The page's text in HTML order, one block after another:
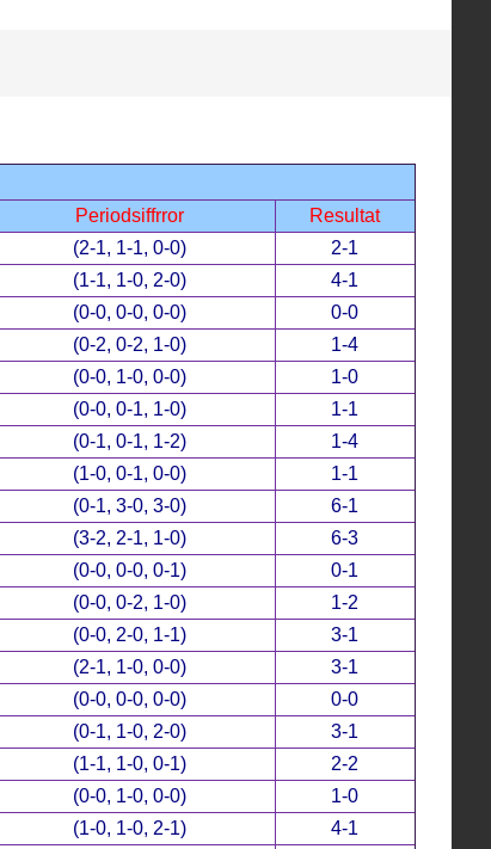
Periodsiffrror
Resultat
(2-1, 1-1, 0-0)
2-1
(1-1, 1-0, 2-0)
4-1
(0-0, 0-0, 0-0)
0-0
(0-2, 0-2, 1-0)
1-4
(0-0, 1-0, 0-0)
1-0
(0-0, 0-1, 1-0)
1-1
(0-1, 0-1, 1-2)
1-4
(1-0, 0-1, 0-0)
1-1
(0-1, 3-0, 3-0)
6-1
(3-2, 2-1, 1-0)
6-3
(0-0, 0-0, 0-1)
0-1
(0-0, 0-2, 1-0)
1-2
(0-0, 2-0, 1-1)
3-1
(2-1, 1-0, 0-0)
3-1
(0-0, 0-0, 0-0)
0-0
(0-1, 1-0, 2-0)
3-1
(1-1, 1-0, 0-1)
2-2
(0-0, 1-0, 0-0)
1-0
(1-0, 1-0, 2-1)
4-1